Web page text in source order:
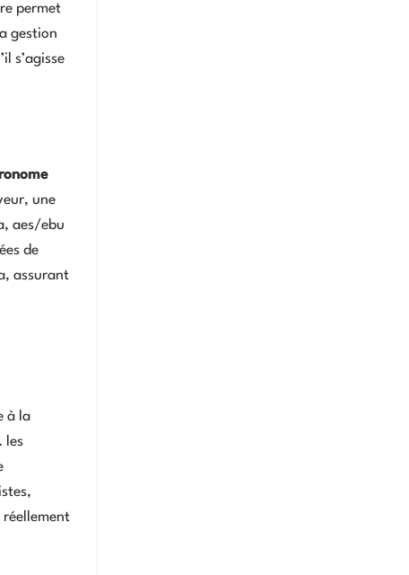
permet
gestion
s’agisse
une
aes/ebu
de
assurant
à la
les